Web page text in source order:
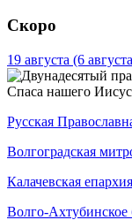
Скоро
19 августа (6
Спаса нашего
Русская
Волгоградская
Калачевская епархия
Волго-Ахтубинское